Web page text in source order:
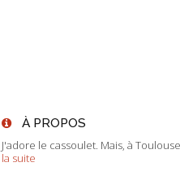
À PROPOS
J'adore le cassoulet. Mais, à
la suite